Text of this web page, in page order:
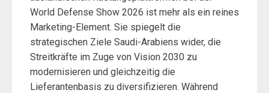
World Defense Show 2026 ist mehr als ein reines
Marketing-Element. Sie spiegelt die
strategischen Ziele Saudi-Arabiens wider, die
Streitkräfte im Zuge von Vision 2030 zu
modernisieren und gleichzeitig die
Lieferantenbasis zu diversifizieren. Während